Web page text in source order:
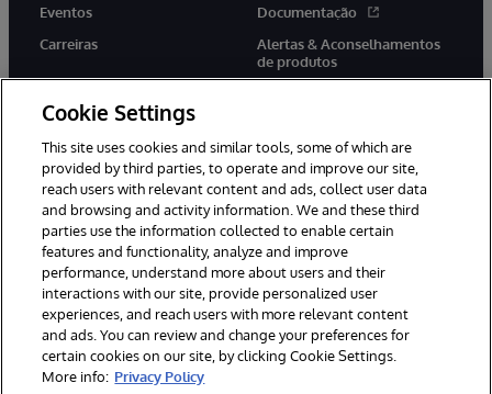
Eventos
Carreiras
Documentação
Alertas & Aconselhamentos
de produtos
twitter youtubefacebooklinkedin
© 1996-2022 InterSystems Corporation, Boston, MA. Todos os
direitos reservados.
Avisos/Termos & Condições
Declaração de Privacidade
Garantia
Acessibilidade
Cookie Settings
This site uses cookies and similar tools, some of which are
provided by third parties, to operate and improve our site,
reach users with relevant content and ads, collect user data
and browsing and activity information. We and these third
parties use the information collected to enable certain
features and functionality, analyze and improve
performance, understand more about users and their
interactions with our site, provide personalized user
experiences, and reach users with more relevant content
and ads. You can review and change your preferences for
certain cookies on our site, by clicking Cookie Settings.
More info: Privacy Policy